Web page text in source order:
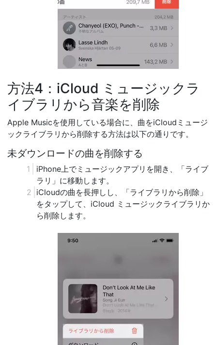
方法4：iCloud ミュージックラ
イブラリから音楽を削除
Apple Musicを使用している場合に、曲をiCloudミュージ
ックライブラリから削除する方法は以下の通りです。
未ダウンロードの曲を削除する
iPhone上でミュージックアプリを開き、「ライブ
ラリ」に移動します。
iCloudの曲を長押しし、「ライブラリから削除」
をタップして、iCloud ミュージックライブラリか
ら削除します。